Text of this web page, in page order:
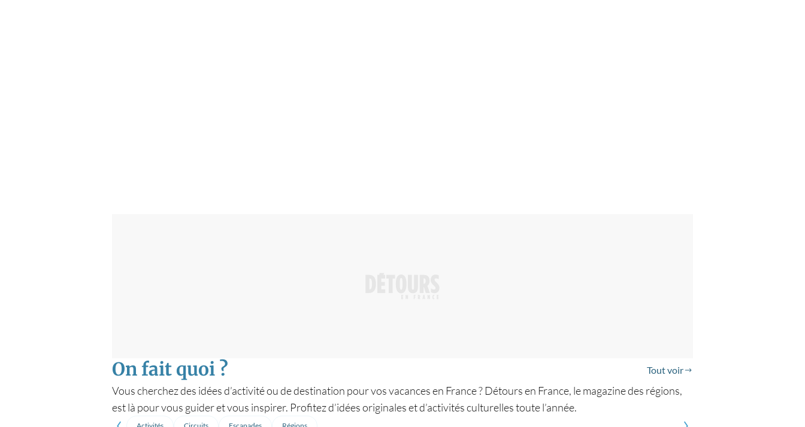
On fait quoi ? Tout voir
Vous cherchez des idées d’activité ou de destination pour vos vacances en France ? Détours en France, le magazine des régions,
est là pour vous guider et vous inspirer. Profitez d’idées originales et d’activités culturelles toute l’année.